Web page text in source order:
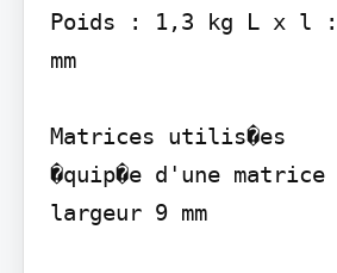
Poids : 1,3 kg L x l :
mm
Matrices utilis�es
�quip�e d'une matrice
largeur 9 mm